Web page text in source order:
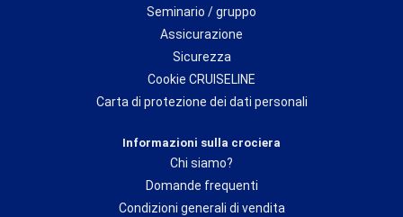
Seminario / gruppo
Assicurazione
Sicurezza
Cookie CRUISELINE
Carta di protezione dei dati personali
Informazioni sulla crociera
Chi siamo?
Domande frequenti
Condizioni generali di vendita